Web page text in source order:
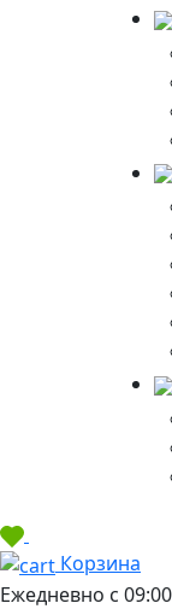
Корзина
Ежедневно с